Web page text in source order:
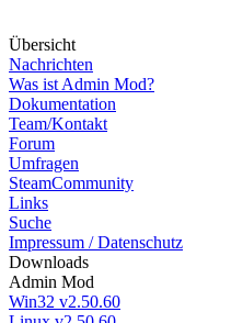
Übersicht
Nachrichten
Was ist Admin Mod?
Dokumentation
Team/Kontakt
Forum
Umfragen
SteamCommunity
Links
Suche
Impressum / Datenschutz
Downloads
Admin Mod
Win32 v2.50.60